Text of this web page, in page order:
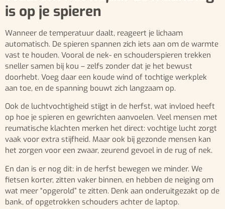
is op je spieren
Wanneer de temperatuur daalt, reageert je lichaam
automatisch. De spieren spannen zich iets aan om de warmte
vast te houden. Vooral de nek- en schouderspieren trekken
sneller samen bij kou – zelfs zonder dat je het bewust
doorhebt. Voeg daar een koude wind of tochtige werkplek
aan toe, en de spanning bouwt zich langzaam op.
Ook de luchtvochtigheid stijgt in de herfst, wat invloed heeft
op hoe je spieren en gewrichten aanvoelen. Veel mensen met
reumatische klachten merken het direct: vochtige lucht zorgt
vaak voor extra stijfheid. Maar ook bij gezonde mensen kan
het zorgen voor een zwaar, zeurend gevoel in de rug of nek.
En dan is er nog dit: in de herfst bewegen we minder. We
fietsen korter, zitten vaker binnen, en hebben de neiging om
wat meer “opgerold” te zitten. Denk aan onderuitgezakt op de
bank, of opgetrokken schouders achter de laptop.